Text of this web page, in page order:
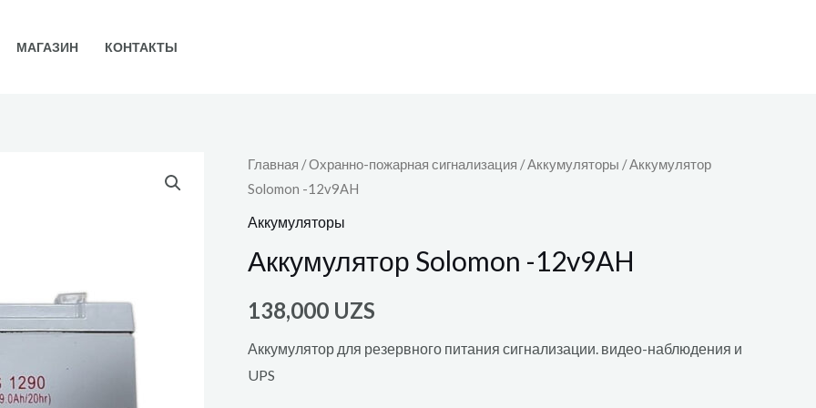
МАГАЗИН КОНТАКТЫ
Главная /Охранно-пожарная сигнализация /Аккумуляторы / Аккумулятор
Solomon -12v9AH
Аккумуляторы
Аккумулятор Solomon -12v9AH
138,000 UZS
Аккумулятор для резервного питания сигнализации. видео-наблюдения и
UPS